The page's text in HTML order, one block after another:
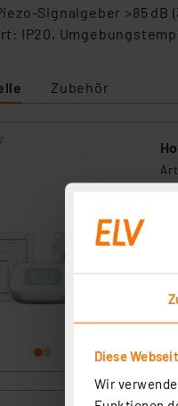
Diese
Wir
Signalgeber >85 dB
IP20,
Zubehör